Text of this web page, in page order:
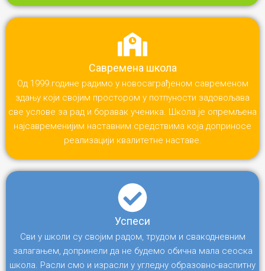
Савремена школа
Од 1999.године радимо у новосаграђеном савременом
здању који својим простором у потпуности задовољава
све услове за рад и боравак ученика. Школа је опремљена
најсавременијим наставним средствима која доприносе
реализацији квалитетне наставе.
Успеси
Сви у школи су својим радом, трудом и свакодневним
залагањем, допринели да не будемо обична мала сеоска
школа. Расли смо и израсли у угледну образовно-васпитну